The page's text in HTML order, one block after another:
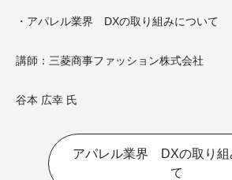
・アパレル業界 DXの取り組みについて
講師：三菱商事ファッション株式会社
谷本 広幸 氏
アパレル業界 DXの取り組
て